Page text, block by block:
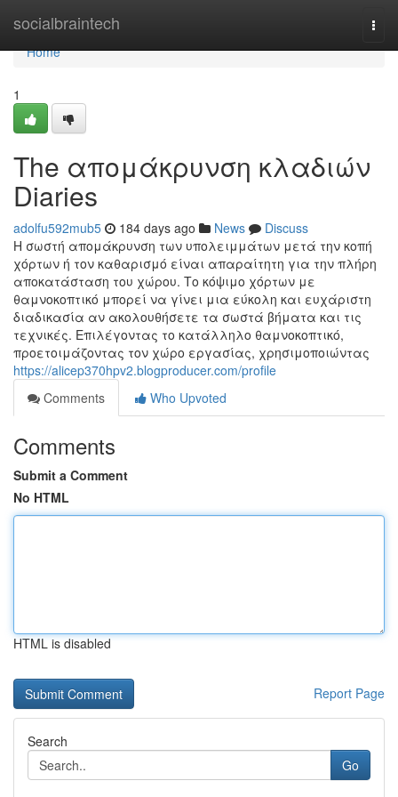
socialbraintech
Home
Home
1
The απομάκρυνση κλαδιών
Diaries
adolfu592mub5 184 days ago News
Discuss
Η σωστή απομάκρυνση των υπολειμμάτων μετά την κοπή
χόρτων ή τον καθαρισμό είναι απαραίτητη για την πλήρη
αποκατάσταση του χώρου. Το κόψιμο χόρτων με
θαμνοκοπτικό μπορεί να γίνει μια εύκολη και ευχάριστη
διαδικασία αν ακολουθήσετε τα σωστά βήματα και τις
τεχνικές. Επιλέγοντας το κατάλληλο θαμνοκοπτικό,
προετοιμάζοντας τον χώρο εργασίας, χρησιμοποιώντας
https://alicep370hpv2.blogproducer.com/profile
Comments
Who Upvoted
Comments
Submit a Comment
No HTML
HTML is disabled
Report Page
Search
Go